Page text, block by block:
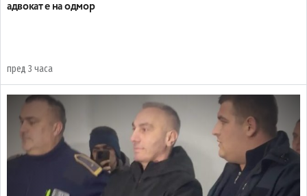
адвокат е на одмор
пред 3 часа